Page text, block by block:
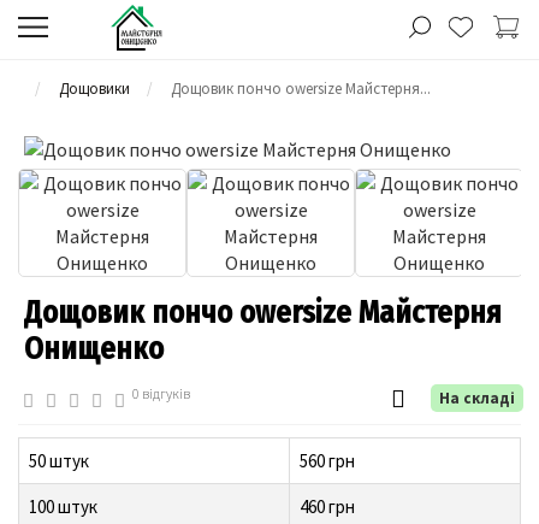
Дощовики Дощовик пончо owersize Майстерня...
Дощовик пончо owersize Майстерня
Онищенко
На складі
0 відгуків
50 штук
560 грн
100 штук
460 грн